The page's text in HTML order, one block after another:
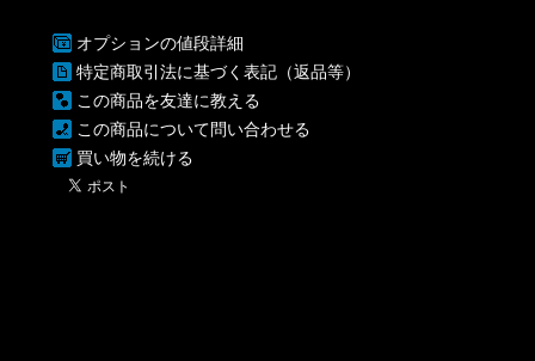
オプションの値段詳細
特定商取引法に基づく表記（返品等）
この商品を友達に教える
この商品について問い合わせる
買い物を続ける